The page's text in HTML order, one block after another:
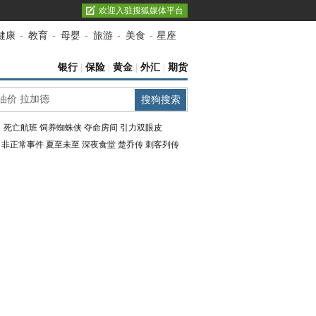
欢迎入驻搜狐媒体平台
康 - 教育 - 母婴 - 旅游 - 美食 - 星座
银行| 保险 黄金 外汇 期货
死亡航班 饲养蜘蛛侠 夺命房间 引力双眼皮
非正常事件 夏至未至 深夜食堂 楚乔传 刺客列传